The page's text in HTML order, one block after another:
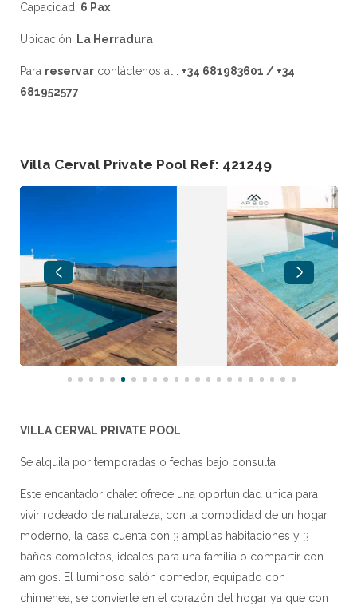
Capacidad: 6 Pax
Ubicación: La Herradura
Para reservarcontáctenos al : +34 681983601 / +34
681952577
Villa Cerval Private Pool Ref: 421249
VILLA CERVAL PRIVATE POOL
Se alquila por temporadas o fechas bajo consulta.
Este encantador chalet ofrece una oportunidad única para
vivir rodeado de naturaleza, con la comodidad de un hogar
moderno, la casa cuenta con 3 amplias habitaciones y 3
baños completos, ideales para una familia o compartir con
amigos. El luminoso salón comedor, equipado con
chimenea, se convierte en el corazón del hogar ya que con